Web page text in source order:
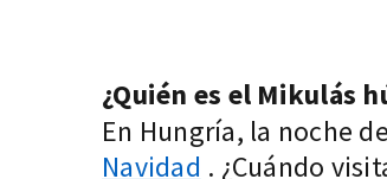
¿Quién es el Mikulás
En Hungría, la noche
Navidad . ¿Cuándo